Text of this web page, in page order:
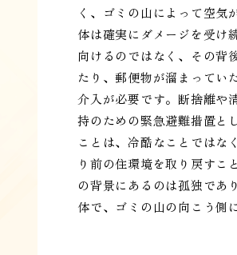
く、ゴミの山によって空気
体は確実にダメージを受け
向けるのではなく、その背
たり、郵便物が溜まってい
介入が必要です。断捨離や
持のための緊急避難措置と
ことは、冷酷なことではな
り前の住環境を取り戻すこ
の背景にあるのは孤独であ
体で、ゴミの山の向こう側